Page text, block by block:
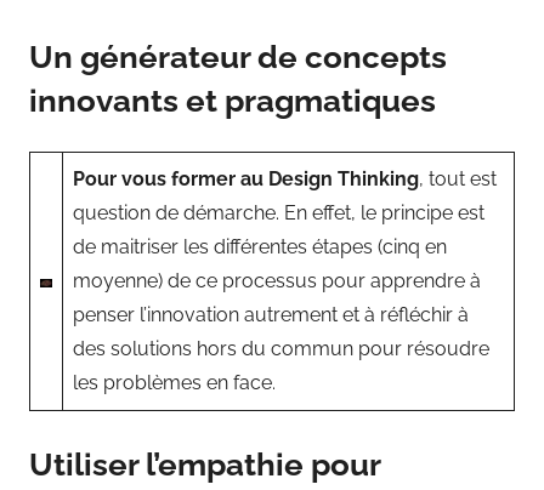
Un générateur de concepts
innovants et pragmatiques
Pour vous former au Design Thinking, tout est
question de démarche. En effet, le principe est
de maitriser les différentes étapes (cinq en
moyenne) de ce processus pour apprendre à
penser l’innovation autrement et à réfléchir à
des solutions hors du commun pour résoudre
les problèmes en face.
Utiliser l’empathie pour